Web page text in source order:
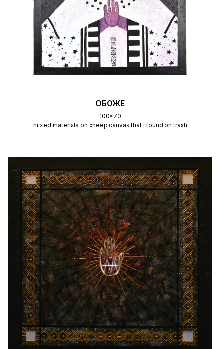
ОБОЖЕ
100x70
mixed materials on cheep canvas that i found on trash